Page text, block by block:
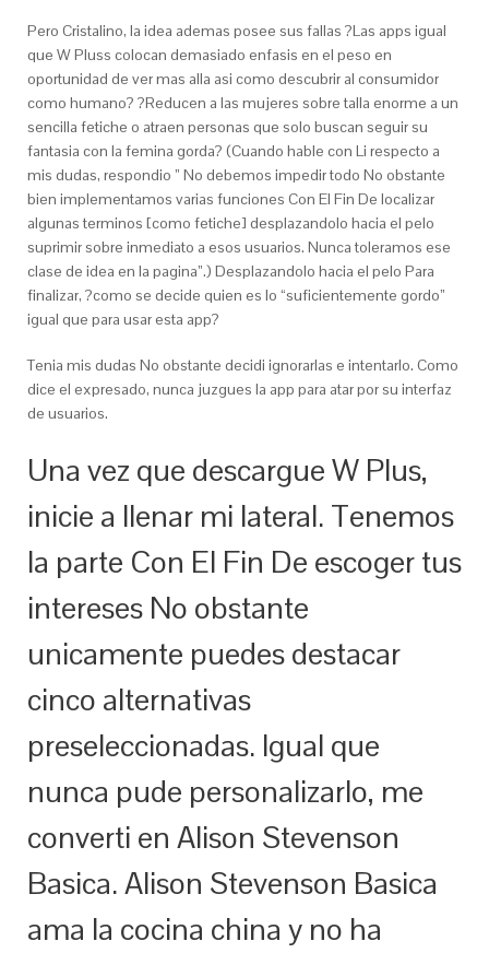
Pero Cristalino, la idea ademas posee sus fallas ?Las apps igual
que W Pluss colocan demasiado enfasis en el peso en
oportunidad de ver mas alla asi­ como descubrir al consumidor
como humano? ?Reducen a las mujeres sobre talla enorme a un
sencilla fetiche o atraen personas que solo buscan seguir su
fantasia con la femina gorda? (Cuando hable con Li respecto a
mis dudas, respondio ” No debemos impedir todo No obstante
bien implementamos varias funciones Con El Fin De localizar
algunas terminos [como fetiche] desplazandolo hacia el pelo
suprimir sobre inmediato a esos usuarios. Nunca toleramos ese
clase de idea en la pagina”.) Desplazandolo hacia el pelo Para
finalizar, ?como se decide quien es lo “suficientemente gordo”
igual que para usar esta app?
Tenia mis dudas No obstante decidi ignorarlas e intentarlo. Como
dice el expresado, nunca juzgues la app para atar por su interfaz
de usuarios.
Una vez que descargue W Plus,
inicie a llenar mi lateral. Tenemos
la parte Con El Fin De escoger tus
intereses No obstante
unicamente puedes destacar
cinco alternativas
preseleccionadas. Igual que
nunca pude personalizarlo, me
converti en Alison Stevenson
Basica. Alison Stevenson Basica
ama la cocina china y no ha